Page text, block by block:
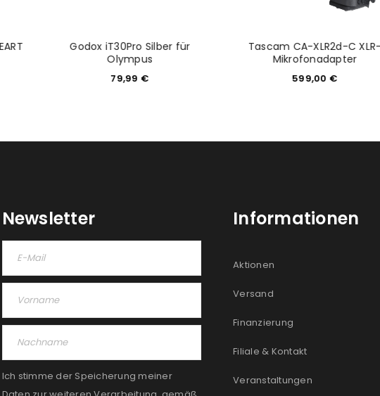
Godox iT30Pro Silber für
Olympus
79,99 €
Tascam CA-XLR2d-C XLR-
Mikrofonadapter
599,00 €
Newsletter
Ich stimme der Speicherung meiner
Informationen
Aktionen
Versand
Finanzierung
Filiale & Kontakt
Veranstaltungen